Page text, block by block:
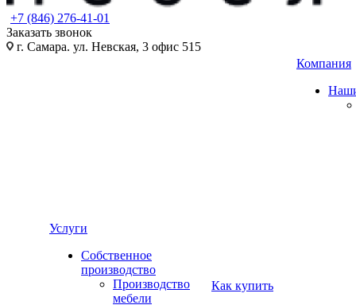
+7 (846) 276-41-01
Заказать звонок
г. Самара. ул. Невская, 3 офис 515
Услуги
Собственное
производство
Производство
мебели
Как купить
Компания